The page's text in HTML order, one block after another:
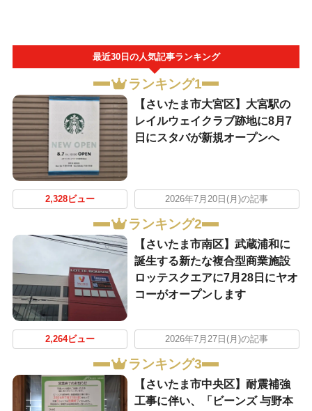
最近30日の人気記事ランキング
ランキング1
【さいたま市大宮区】大宮駅の
レイルウェイクラブ跡地に8月7
日にスタバが新規オープンへ
2,328ビュー 2026年7月20日(月)の記事
ランキング2
【さいたま市南区】武蔵浦和に
誕生する新たな複合型商業施設
ロッテスクエアに7月28日にヤオ
コーがオープンします
2,264ビュー 2026年7月27日(月)の記事
ランキング3
【さいたま市中央区】耐震補強
工事に伴い、「ビーンズ 与野本